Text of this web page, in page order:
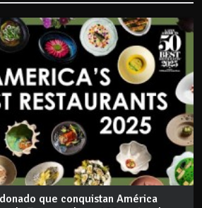
que conquistan América